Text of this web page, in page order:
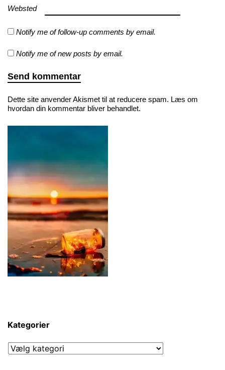
Websted
Notify me of follow-up comments by email.
Notify me of new posts by email.
Dette site anvender Akismet til at reducere spam. Læs om
hvordan din kommentar bliver behandlet.
Kategorier
Kategorier